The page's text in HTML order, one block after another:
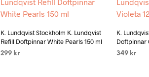
Add to wishlist
K. Lundqvist Stockholm K. Lundqvist
Refill Doftpinnar White Pearls 150 ml
299 kr
K.
Doftpinnar
349 kr